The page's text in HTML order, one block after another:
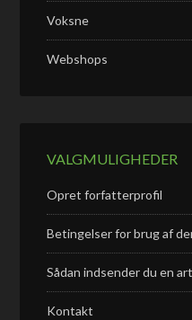
Voksne
Webshops
VALGMULIGHEDER
Opret forfatterprofil
Betingelser for brug af
Sådan indsender du en
Kontakt